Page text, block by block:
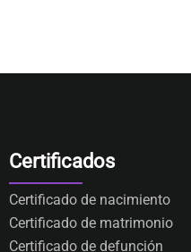
Certificados
Certificado de nacimiento
Certificado de matrimonio
Certificado de defunción